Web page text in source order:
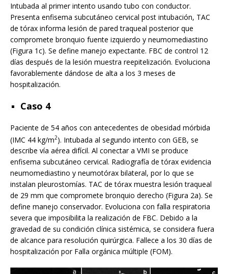
Intubada al primer intento usando tubo con conductor.
Presenta enfisema subcutáneo cervical post intubación, TAC
de tórax informa lesión de pared traqueal posterior que
compromete bronquio fuente izquierdo y neumomediastino
(Figura 1c). Se define manejo expectante. FBC de control 12
días después de la lesión muestra reepitelización. Evoluciona
favorablemente dándose de alta a los 3 meses de
hospitalización.
Caso 4
Paciente de 54 años con antecedentes de obesidad mórbida
(IMC 44 kg/m2). Intubada al segundo intento con GEB, se
describe vía aérea difícil. Al conectar a VMI se produce
enfisema subcutáneo cervical. Radiografía de tórax evidencia
neumomediastino y neumotórax bilateral, por lo que se
instalan pleurostomías. TAC de tórax muestra lesión traqueal
de 29 mm que compromete bronquio derecho (Figura 2a). Se
define manejo conservador. Evoluciona con falla respiratoria
severa que imposibilita la realización de FBC. Debido a la
gravedad de su condición clínica sistémica, se considera fuera
de alcance para resolución quirúrgica. Fallece a los 30 días de
hospitalización por Falla orgánica múltiple (FOM).